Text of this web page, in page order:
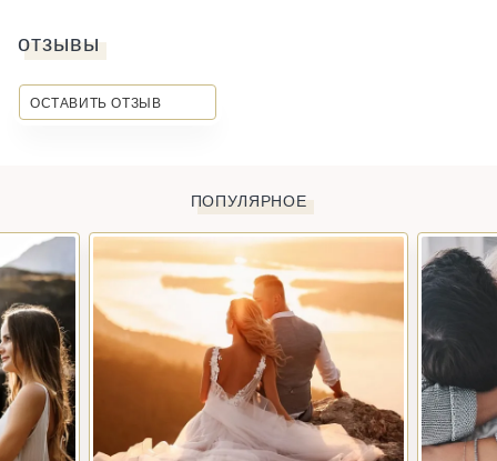
отзывы
ОСТАВИТЬ ОТЗЫВ
ПОПУЛЯРНОЕ